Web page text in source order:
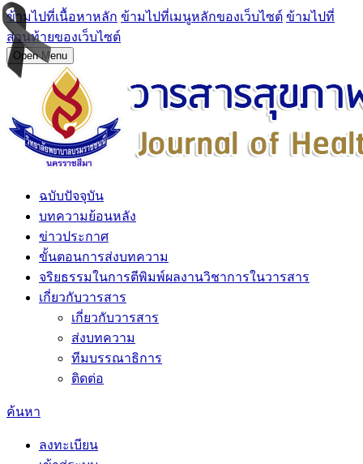
ข้ามไปที่เนื้อหาหลัก ข้ามไปที่เมนูหลักของเว็บไซต์ ข้ามไปที่
ส่วนท้ายของเว็บไซต์
Open Menu
ฉบับปัจจุบัน
บทความย้อนหลัง
ข่าวประกาศ
ขั้นตอนการส่งบทความ
จริยธรรมในการตีพิมพ์ผลงานวิชาการในวารสาร
เกี่ยวกับวารสาร
เกี่ยวกับวารสาร
ส่งบทความ
ทีมบรรณาธิการ
ติดต่อ
ค้นหา
ลงทะเบียน